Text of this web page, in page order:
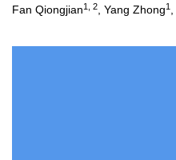
Fan Qiongjian1, 2 , Yang Zhong1